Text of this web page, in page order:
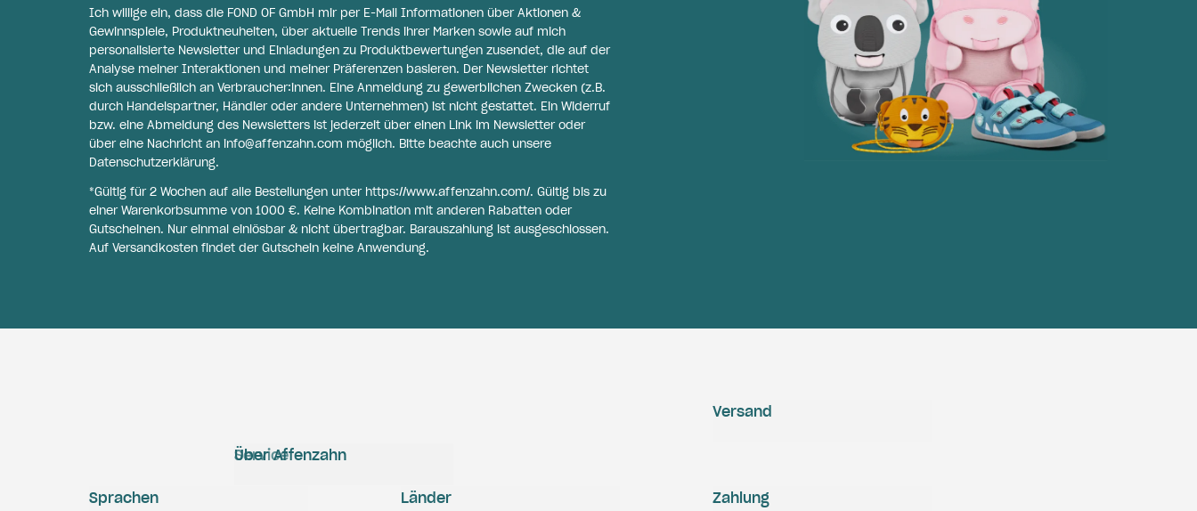
Ich willige ein, dass die FOND OF GmbH mir per E-Mail Informationen über Aktionen &
Gewinnspiele, Produktneuheiten, über aktuelle Trends ihrer Marken sowie auf mich
personalisierte Newsletter und Einladungen zu Produktbewertungen zusendet, die auf der
Analyse meiner Interaktionen und meiner Präferenzen basieren. Der Newsletter richtet
sich ausschließlich an Verbraucher:innen. Eine Anmeldung zu gewerblichen Zwecken (z.B.
durch Handelspartner, Händler oder andere Unternehmen) ist nicht gestattet. Ein Widerruf
bzw. eine Abmeldung des Newsletters ist jederzeit über einen Link im Newsletter oder
über eine Nachricht an info@affenzahn.com möglich. Bitte beachte auch unsere
Datenschutzerklärung.
*Gültig für 2 Wochen auf alle Bestellungen unter https://www.affenzahn.com/. Gültig bis zu
einer Warenkorbsumme von 1000 €. Keine Kombination mit anderen Rabatten oder
Gutscheinen. Nur einmal einlösbar & nicht übertragbar. Barauszahlung ist ausgeschlossen.
Auf Versandkosten findet der Gutschein keine Anwendung.
Service
Über Affenzahn
Versand
Zahlung
Sprachen Länder